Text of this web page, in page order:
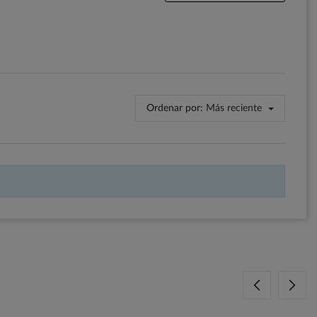
Ordenar por: Más reciente